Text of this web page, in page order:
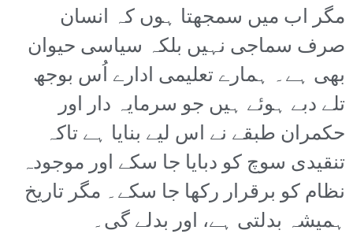
مگر اب میں سمجھتا ہوں کہ انسان
صرف سماجی نہیں بلکہ سیاسی حیوان
بھی ہے۔ ہمارے تعلیمی ادارے اُس بوجھ
تلے دبے ہوئے ہیں جو سرمایہ دار اور
حکمران طبقے نے اس لیے بنایا ہے تاکہ
تنقیدی سوچ کو دبایا جا سکے اور موجودہ
نظام کو برقرار رکھا جا سکے۔ مگر تاریخ
ہمیشہ بدلتی ہے، اور بدلے گی۔